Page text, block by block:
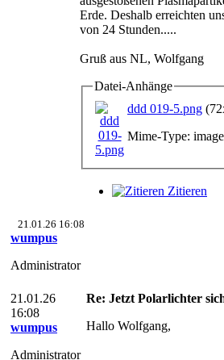
Erde. Deshalb erreichten
von 24 Stunden.....
Gruß aus NL, Wolfgang
Datei-Anhänge
ddd 019-5.png
Mime-Type:
Zitieren
21.01.26 16:08
wumpus
Administrator
21.01.26
16:08
wumpus
Administrator
Re: Jetzt Polarlichter
Hallo Wolfgang,